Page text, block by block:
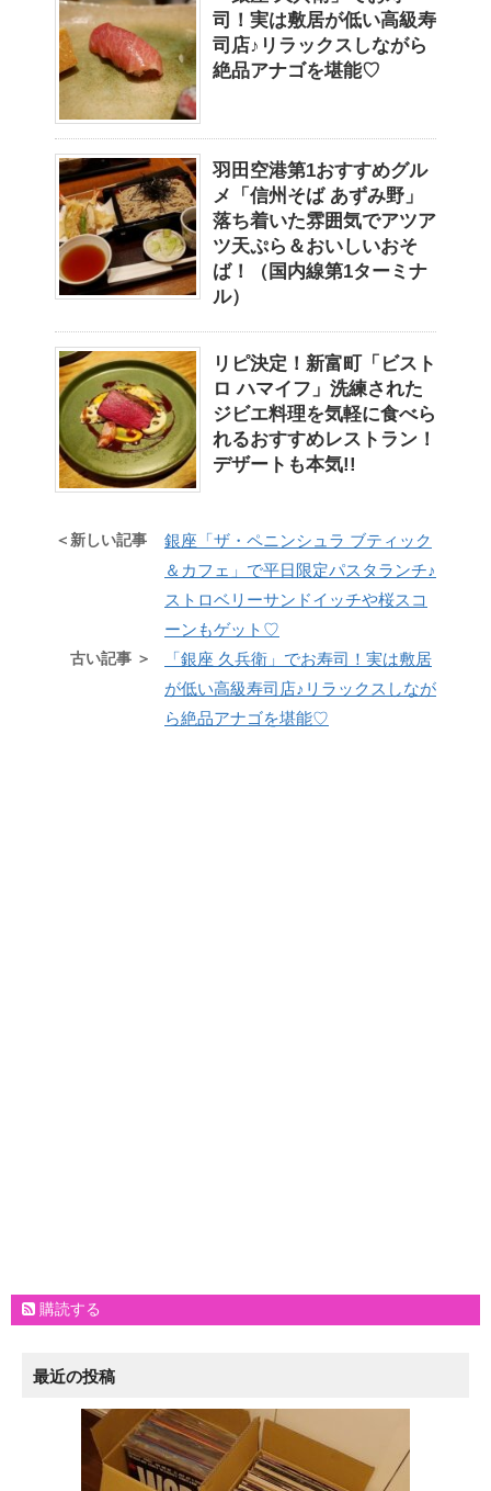
司！実は敷居が低い高級寿
司店♪リラックスしながら
絶品アナゴを堪能♡
羽田空港第1おすすめグル
メ「信州そば あずみ野」
落ち着いた雰囲気でアツア
ツ天ぷら＆おいしいおそ
ば！（国内線第1ターミナ
ル）
リピ決定！新富町「ビスト
ロ ハマイフ」洗練された
ジビエ料理を気軽に食べら
れるおすすめレストラン！
デザートも本気!!
＜新しい記事
銀座「ザ・ペニンシュラ ブティック
＆カフェ」で平日限定パスタランチ♪
ストロベリーサンドイッチや桜スコ
ーンもゲット♡
古い記事 ＞
「銀座 久兵衛」でお寿司！実は敷居
が低い高級寿司店♪リラックスしなが
ら絶品アナゴを堪能♡
購読する
最近の投稿